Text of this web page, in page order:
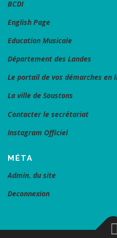
BCDI
English Page
Education Musicale
Département des Landes
Le portail de vos démarches en
La ville de Soustons
Contacter le secrétariat
Instagram Officiel
MÉTA
Admin. du site
Deconnexion